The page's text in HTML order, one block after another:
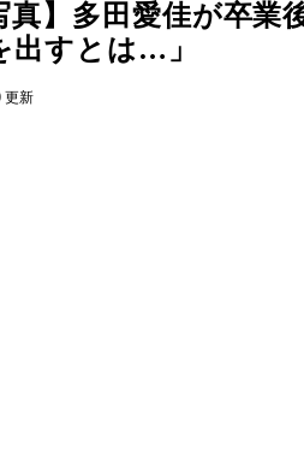
真】多田愛佳が卒
出すとは…」
更新